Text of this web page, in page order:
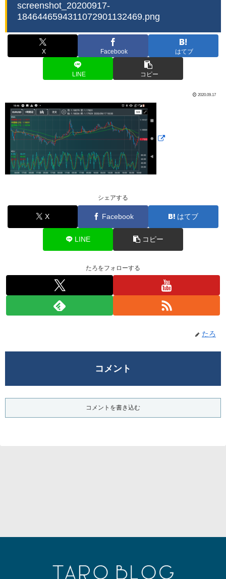
screenshot_20200917-
1846446594311072901132469.png
X Facebook はてブ
LINE コピー
2020.09.17
シェアする
X Facebook はてブ
LINE コピー
たろをフォローする
たろ
コメント
コメントを書き込む